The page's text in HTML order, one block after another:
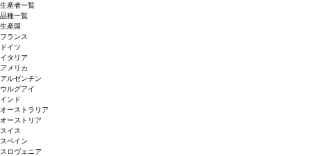
生産者一覧
品種一覧
生産国
フランス
ドイツ
イタリア
アメリカ
アルゼンチン
ウルグアイ
インド
オーストラリア
オーストリア
スイス
スペイン
スロヴェニア